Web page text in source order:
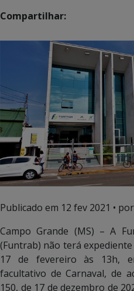
Compartilhar:
Publicado em 12 fev 2021 •
Campo Grande (MS) – A
(Funtrab) não terá
17 de fevereiro às 13h,
facultativo de Carnaval, de
150, de 17 de dezembro de